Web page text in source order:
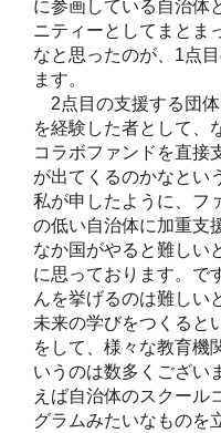
に参画している自治体
ニティーとしてまとま
なと思ったのが、1点
ます。
2点目の支援する団
を経験した者として、
コラボファンドを直接
が出てくるのかなとい
私が申したように、フ
の低い自治体に加重支
なか国がやると難しい
に思っております。で
んを挙げるのは難しい
未来の学びをつくると
をして、様々な教育機
いうのは数多くござい
えば自治体のスクール
グラムみたいなものを